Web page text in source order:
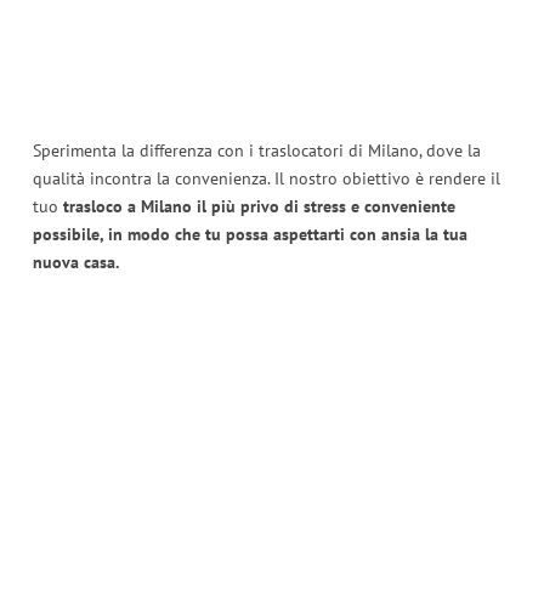
Sperimenta la differenza con i traslocatori di Milano, dove la
qualità incontra la convenienza. Il nostro obiettivo è rendere il
tuo trasloco a Milano il più privo di stress e conveniente
possibile, in modo che tu possa aspettarti con ansia la tua
nuova casa.